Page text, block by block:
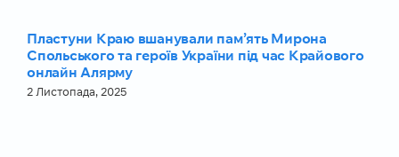
Пластуни Краю вшанували пам’ять Мирона
Спольського та героїв України під час Крайового
онлайн Алярму
2 Листопада, 2025